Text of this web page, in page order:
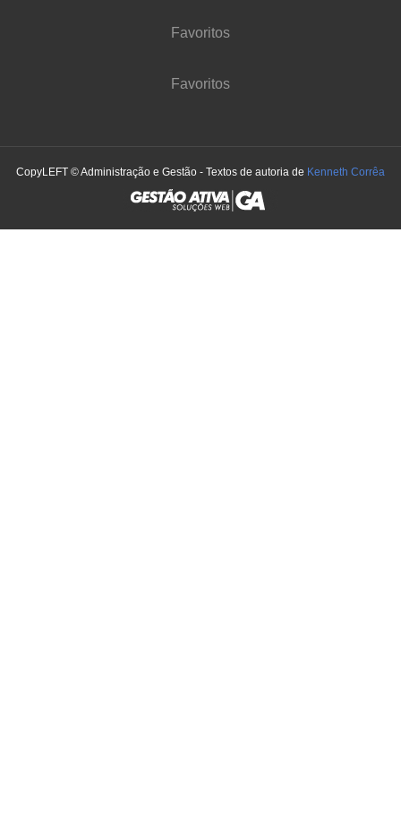
Favoritos
Favoritos
CopyLEFT © Administração e Gestão - Textos de autoria de Kenneth Corrêa